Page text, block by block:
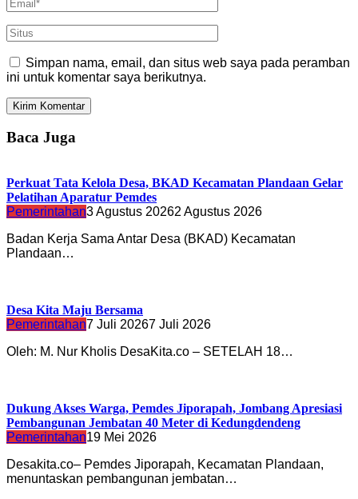
Simpan nama, email, dan situs web saya pada peramban
ini untuk komentar saya berikutnya.
Baca Juga
Perkuat Tata Kelola Desa, BKAD Kecamatan Plandaan Gelar
Pelatihan Aparatur Pemdes
Pemerintahan3 Agustus 20262 Agustus 2026
Badan Kerja Sama Antar Desa (BKAD) Kecamatan
Plandaan…
Desa Kita Maju Bersama
Pemerintahan7 Juli 20267 Juli 2026
Oleh: M. Nur Kholis DesaKita.co – SETELAH 18…
Dukung Akses Warga, Pemdes Jiporapah, Jombang Apresiasi
Pembangunan Jembatan 40 Meter di Kedungdendeng
Pemerintahan19 Mei 2026
Desakita.co– Pemdes Jiporapah, Kecamatan Plandaan,
menuntaskan pembangunan jembatan…